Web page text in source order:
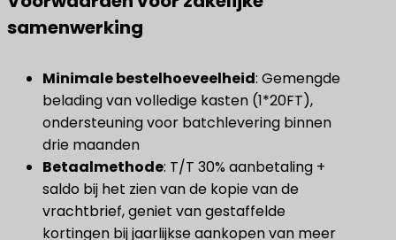
samenwerking
Minimale bestelhoeveelheid​: Gemengde
belading van volledige kasten (1*20FT),
ondersteuning voor batchlevering binnen
drie maanden
Betaalmethode​: T/T 30% aanbetaling +
saldo bij het zien van de kopie van de
vrachtbrief, geniet van gestaffelde
kortingen bij jaarlijkse aankopen van meer